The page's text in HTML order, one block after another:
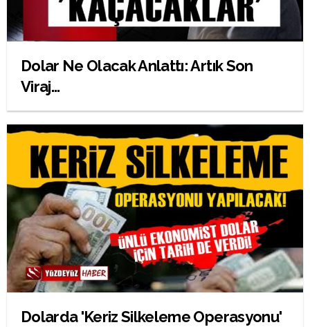
Dolar Ne Olacak Anlattı: Artık Son
Viraj...
Dolarda 'Keriz Silkeleme Operasyonu'